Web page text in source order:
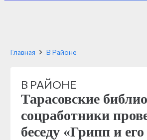
Главная В Районе
В РАЙОНЕ
Тарасовские
соцработники
беседу «Грипп и его